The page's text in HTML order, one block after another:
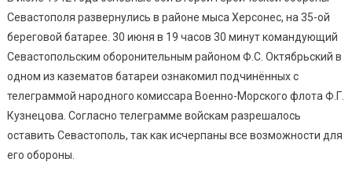
Севастополя развернулись в районе мыса Херсонес, на 35-ой
береговой батарее. 30 июня в 19 часов 30 минут командующий
Севастопольским оборонительным районом Ф.С. Октябрьский в
одном из казематов батареи ознакомил подчинённых с
телеграммой народного комиссара Военно-Морского флота Ф.Г.
Кузнецова. Согласно телеграмме войскам разрешалось
оставить Севастополь, так как исчерпаны все возможности для
его обороны.